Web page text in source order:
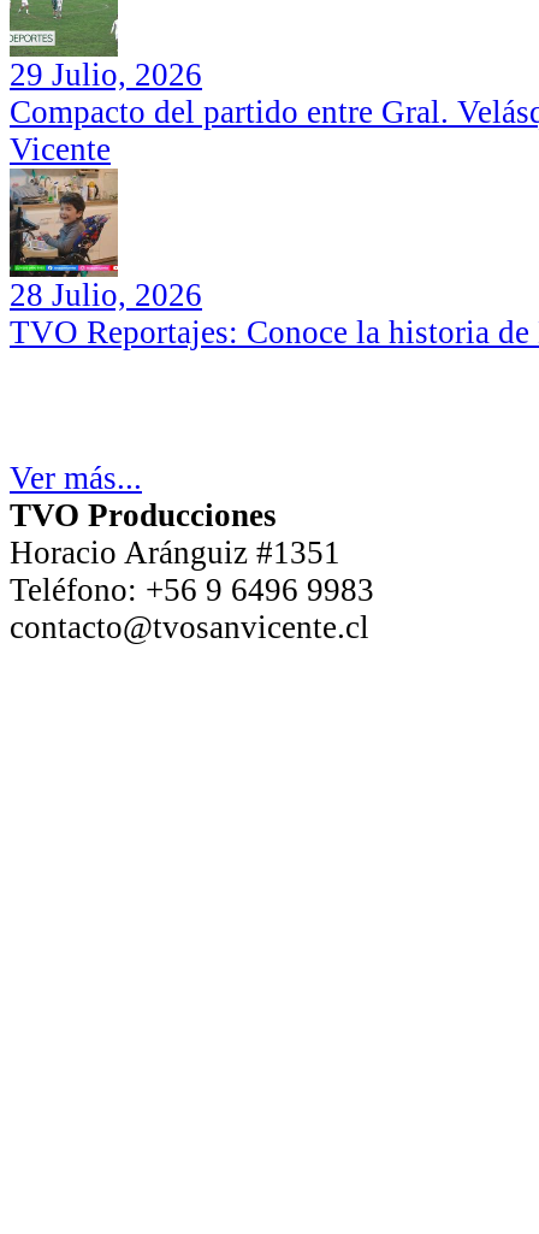
29 Julio, 2026
Compacto del partido entre Gral.
Vicente
28 Julio, 2026
TVO Reportajes: Conoce la historia
Ver más...
TVO Producciones
Horacio Aránguiz #1351
Teléfono: +56 9 6496 9983
contacto@tvosanvicente.cl